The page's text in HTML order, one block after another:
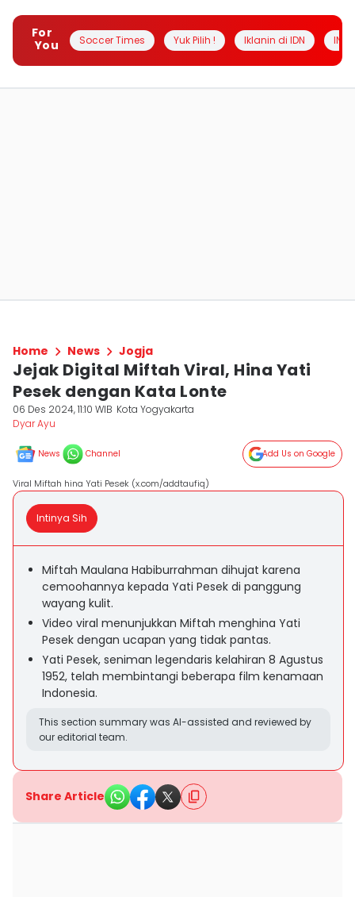
For
You
Soccer Times Yuk Pilih ! Iklanin di IDN
Home News Jogja
Jejak Digital Miftah Viral, Hina Yati
Pesek dengan Kata Lonte
06 Des 2024, 11:10 WIB Kota Yogyakarta
Dyar Ayu
News Channel Add Us on Google
Viral Miftah hina Yati Pesek (x.com/addtaufiq)
Intinya Sih
Miftah Maulana Habiburrahman dihujat karena
cemoohannya kepada Yati Pesek di panggung
wayang kulit.
Video viral menunjukkan Miftah menghina Yati
Pesek dengan ucapan yang tidak pantas.
Yati Pesek, seniman legendaris kelahiran 8 Agustus
1952, telah membintangi beberapa film kenamaan
Indonesia.
This section summary was AI-assisted and reviewed by
our editorial team.
Share Article